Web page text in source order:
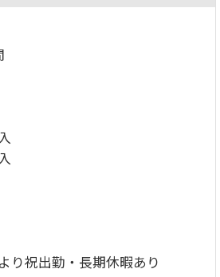
り祝出勤・長期休暇あり